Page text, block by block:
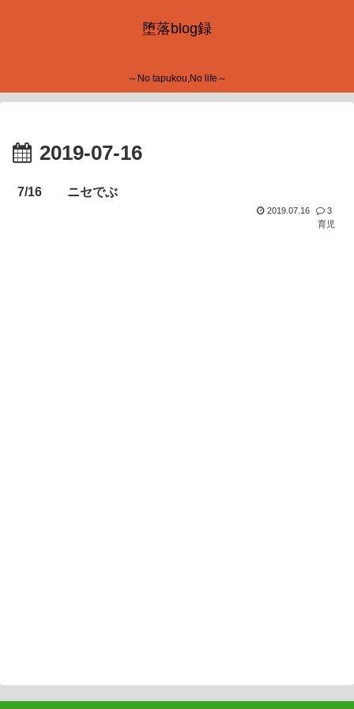
堕落blog録
～No tapukou,No life～
2019-07-16
7/16 ニセでぶ
2019.07.16
3
育児